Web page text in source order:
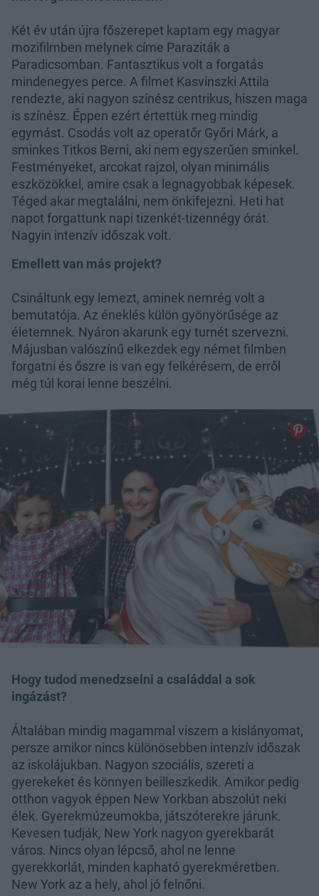
Két év után újra főszerepet kaptam egy magyar
mozifilmben melynek címe Paraziták a
Paradicsomban. Fantasztikus volt a forgatás
mindenegyes perce. A filmet Kasvinszki Attila
rendezte, aki nagyon színész centrikus, hiszen maga
is színész. Éppen ezért értettük meg mindig
egymást. Csodás volt az operatőr Győri Márk, a
sminkes Titkos Berni, aki nem egyszerűen sminkel.
Festményeket, arcokat rajzol, olyan minimális
eszközökkel, amire csak a legnagyobbak képesek.
Téged akar megtalálni, nem önkifejezni. Heti hat
napot forgattunk napi tizenkét-tizennégy órát.
Nagyin intenzív időszak volt.
Emellett van más projekt?
Csináltunk egy lemezt, aminek nemrég volt a
bemutatója. Az éneklés külön gyönyörűsége az
életemnek. Nyáron akarunk egy turnét szervezni.
Májusban valószínű elkezdek egy német filmben
forgatni és őszre is van egy felkérésem, de erről
még túl korai lenne beszélni.
Hogy tudod menedzselni a családdal a sok
ingázást?
Általában mindig magammal viszem a kislányomat,
persze amikor nincs különösebben intenzív időszak
az iskolájukban. Nagyon szociális, szereti a
gyerekeket és könnyen beilleszkedik. Amikor pedig
otthon vagyok éppen New Yorkban abszolút neki
élek. Gyerekmúzeumokba, játszóterekre járunk.
Kevesen tudják, New York nagyon gyerekbarát
város. Nincs olyan lépcső, ahol ne lenne
gyerekkorlát, minden kapható gyerekméretben.
New York az a hely, ahol jó felnőni.